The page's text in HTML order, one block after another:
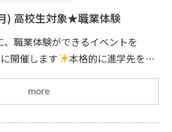
) 高校生対象★職業体験
職業体験ができるイベントを
開催します
本格的に進学先を決
加ください
45)2/27(月)10：00(受付開始時間
学療法学科／柔道整復学科／は
more